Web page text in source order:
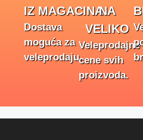
IZ MAGACINA
Dostava
moguća za
veleprodaju.
NA
VELIKO
Veleprodajne
cene svih
proizvoda.